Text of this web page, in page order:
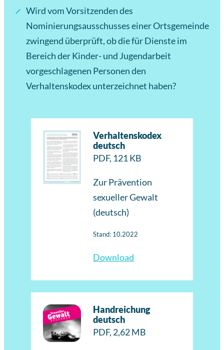
Wird vom Vorsitzenden des
Nominierungsausschusses einer Ortsgemeinde
zwingend überprüft, ob die für Dienste im
Bereich der Kinder- und Jugendarbeit
vorgeschlagenen Personen den
Verhaltenskodex unterzeichnet haben?
Verhaltenskodex
deutsch
PDF, 121 KB
Zur Prävention
sexueller Gewalt
(deutsch)
Stand: 10.2022
Download
Handreichung
deutsch
PDF, 2,62 MB